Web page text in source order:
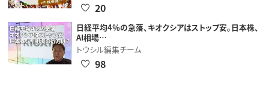
20
日経平均4％の急落、キオクシアはストップ安。日本株、
AI相場…
トウシル編集チーム
98